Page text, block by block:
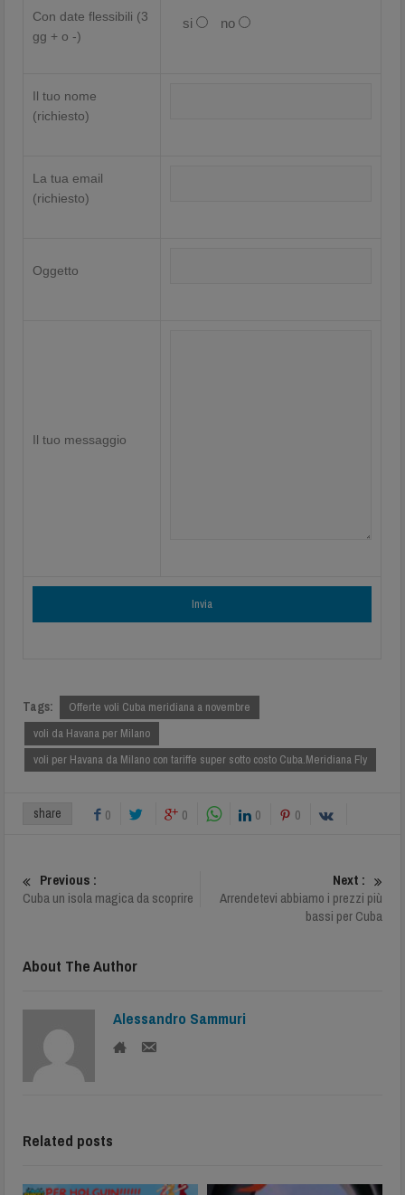
Con date flessibili (3
gg + o -)
si no
Il tuo nome
(richiesto)
La tua email
(richiesto)
Oggetto
Il tuo messaggio
Tags:
Offerte voli Cuba meridiana a novembre
voli da Havana per Milano
voli per Havana da Milano con tariffe super sotto costo Cuba.Meridiana Fly
share 0 0 0 0
Previous :
Cuba un isola magica da scoprire
Next :
Arrendetevi abbiamo i prezzi più
bassi per Cuba
About The Author
Alessandro Sammuri
Related posts